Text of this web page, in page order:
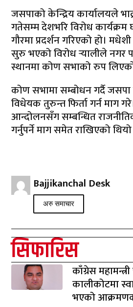
जसपाको केन्द्रिय कार्यालयले
गतेसम्म देशभरि विरोध
गौरमा प्रदर्शन गरिएको हो।
सुरु भएको विरोध र्‍यालीले नगर
स्थानमा कोण सभाको रुप
कोण सभामा सम्बोधन गर्दै
विधेयक तुरुन्त फिर्ता गर्न माग
आन्दोलनसँग सम्बन्धित
गर्नुपर्ने माग समेत राखिएको थियो
Bajjikanchal Desk
अरु समाचार
सिफारिस
काँग्रेस महामन्त्री
कालीकोटमा
भएको